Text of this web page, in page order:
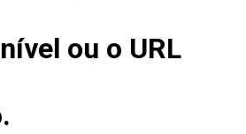
ou o URL